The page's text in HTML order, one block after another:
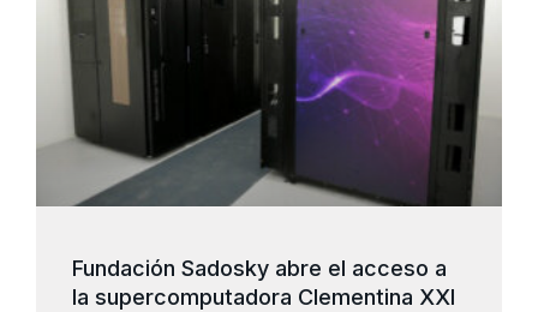
Fundación Sadosky abre el acceso a
la supercomputadora Clementina XXI